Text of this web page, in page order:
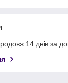
14 днів за